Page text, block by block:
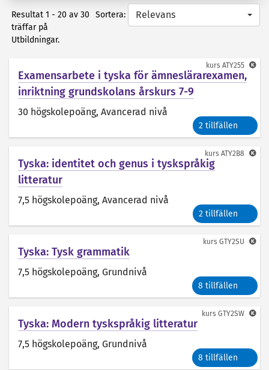
Resultat 1 - 20 av 30
träffar på
Utbildningar.
Sortera: Relevans
Examensarbete i tyska för ämneslärarexamen,
inriktning grundskolans årskurs 7-9
30 högskolepoäng, Avancerad nivå
2 tillfällen
kurs ATY255
Tyska: identitet och genus i tyskspråkig
litteratur
7,5 högskolepoäng, Avancerad nivå
2 tillfällen
kurs ATY2B8
Tyska: Tysk grammatik
7,5 högskolepoäng, Grundnivå
8 tillfällen
kurs GTY2SU
Tyska: Modern tyskspråkig litteratur
7,5 högskolepoäng, Grundnivå
8 tillfällen
kurs GTY2SW